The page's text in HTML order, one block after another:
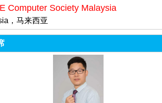
Computer Society Malaysia
，马来西亚